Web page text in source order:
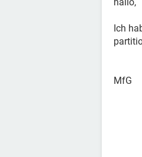
Ich
MfG